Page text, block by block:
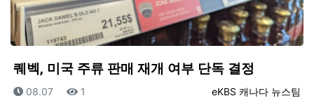
퀘벡, 미국 주류 판매 재개 여부 단독 결정
등록자
eKBS 캐나다 뉴스팀
등록일
08.07 조회
1